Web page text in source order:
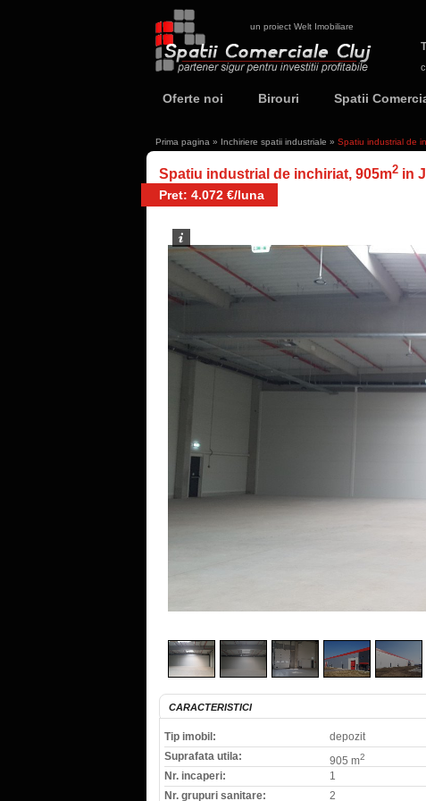
un proiect Welt Imobiliare
Oferte noi Birouri Spatii
Prima pagina » Inchiriere spatii industriale » Spatiu industrial de
Spatiu industrial de inchiriat, 905m2 in
Pret: 4.072 €/luna
CARACTERISTICI
Tip imobil:
depozit
Suprafata utila:
905 m2
Nr. incaperi:
1
Nr. grupuri sanitare:
2